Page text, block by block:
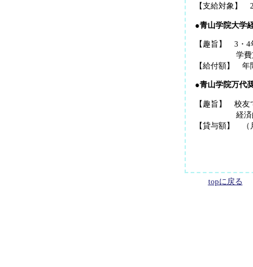
【支給対象】
●青山学院大学
【趣旨】 3・4
学費支弁
【給付額
●青山学院万代
【趣旨】 校友
経済的理由
【貸与額】 （
topに戻る